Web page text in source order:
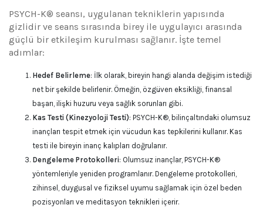
PSYCH-K® seansı, uygulanan tekniklerin yapısında
gizlidir ve seans sırasında birey ile uygulayıcı arasında
güçlü bir etkileşim kurulması sağlanır. İşte temel
adımlar:
Hedef Belirleme: İlk olarak, bireyin hangi alanda değişim istediği
net bir şekilde belirlenir. Örneğin, özgüven eksikliği, finansal
başarı, ilişki huzuru veya sağlık sorunları gibi.
Kas Testi (Kinezyoloji Testi): PSYCH-K®, bilinçaltındaki olumsuz
inançları tespit etmek için vücudun kas tepkilerini kullanır. Kas
testi ile bireyin inanç kalıpları doğrulanır.
Dengeleme Protokolleri: Olumsuz inançlar, PSYCH-K®
yöntemleriyle yeniden programlanır. Dengeleme protokolleri,
zihinsel, duygusal ve fiziksel uyumu sağlamak için özel beden
pozisyonları ve meditasyon teknikleri içerir.